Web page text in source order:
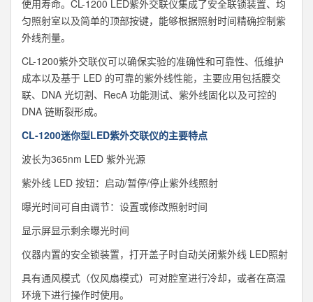
使用寿命。CL-1200 LED紫外交联仪集成了安全联锁装置、均
匀照射室以及简单的顶部按键，能够根据照射时间精确控制紫
外线剂量。
CL-1200紫外交联仪可以确保实验的准确性和可靠性、低维护
成本以及基于 LED 的可靠的紫外线性能， 主要应用包括膜交
联、DNA 光切割、RecA 功能测试、紫外线固化以及可控的
DNA 链断裂形成。
CL-1200迷你型LED紫外交联仪的主要特点
波长为365nm LED 紫外光源
紫外线 LED 按钮：启动/暂停/停止紫外线照射
曝光时间可自由调节：设置或修改照射时间
显示屏显示剩余曝光时间
仪器内置的安全锁装置，打开盖子时自动关闭紫外线 LED照射
具有通风模式（仅风扇模式）可对腔室进行冷却，或者在高温
环境下进行操作时使用。